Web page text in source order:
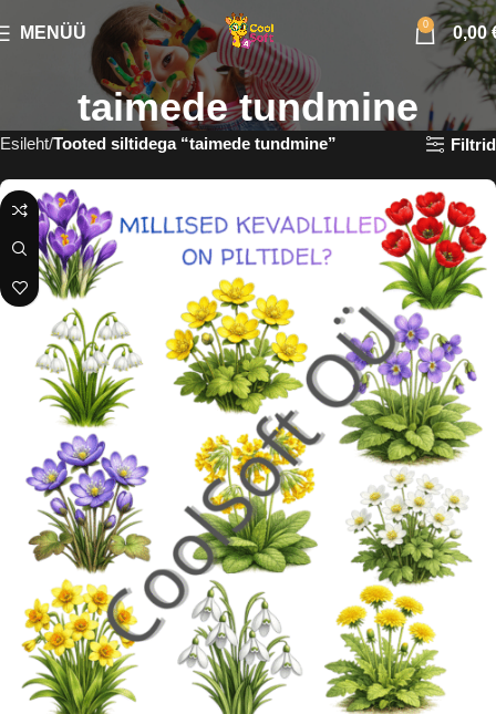
MENÜÜ 0 0,00
taimede tundmine
Esileht Tooted siltidega “taimede tundmine” Filtrid